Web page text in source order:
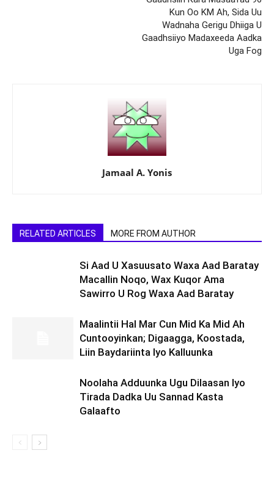
Kun Oo KM Ah, Sida Uu
Wadnaha Gerigu Dhiiga U
Gaadhsiiyo Madaxeeda Aadka
Uga Fog
Jamaal A. Yonis
RELATED ARTICLES MORE FROM AUTHOR
Si Aad U Xasuusato Waxa Aad Baratay
Macallin Noqo, Wax Kuqor Ama
Sawirro U Rog Waxa Aad Baratay
Maalintii Hal Mar Cun Mid Ka Mid Ah
Cuntooyinkan; Digaagga, Koostada,
Liin Baydariinta Iyo Kalluunka
Noolaha Adduunka Ugu Dilaasan Iyo
Tirada Dadka Uu Sannad Kasta
Galaafto